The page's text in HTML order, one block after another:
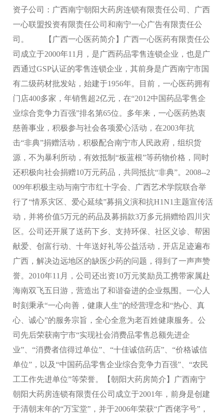
资子公司：广西南宁朝阳大药房连锁有限责任公司、广西
一心联盟投资有限责任公司和南宁一心广告有限责任公
司。 【广西一心医药简介】广西一心医药有限责任公
司成立于2000年11月，是广西药品零售连锁企业，也是广
西通过GSP认证的零售连锁企业，其前身是广西南宁市国
有二级药材批发站，始建于1956年。目前，一心医药拥有
门店400多家，年销售超2亿元，在“2012中国药品零售企
业综合竞争力百强”排名第65位。多年来，一心医药热衷
慈善事业，积极参与社会各项爱心活动，在2003年抗
击“非典”捐赠活动，积极配合南宁市人民政府，组织货
源，不为暴利所动，有效抵制“板蓝根”等药物价格，同时
还积极向社会捐赠10万元药品，共同抵抗“非典”。2008--2
009年积极主动与南宁市红十字会、广西艺术学院联合举
行了“情系灾区、爱心延续”募捐义演和抗H1N1主题宣传活
动，并将价值5万元的药品及募捐款3万多元捐赠给四川灾
区。公司还开展了送药下乡、支持环保、社区义诊、帮困
献爱、创富行动、十年送好礼等公益活动，开店足迹遍布
广西，解决边远地区的缺医少药的问题，得到了一声声赞
誉。2010年11月，公司还出资10万元奖励员工携带家属赴
海南双飞五日游，营造出了和谐奋进的企业氛围。一心人
时刻秉承“一心向善，健康人生”的经营理念和“热心、真
心、诚心”的服务宗旨，全心全意为老百姓健康服务。公
司先后荣获南宁市“实现社会消费品零售总额先进企
业”、“消费者信得过单位”、“十佳诚信药店”、“价格诚信
单位”，以及“中国药品零售企业综合竞争力百强”、“农民
工工作先进单位”等荣誉。【朝阳大药房简介】广西南宁
朝阳大药房连锁有限责任公司成立于2001年，前身是创建
于清朝末年的“万宝堂”，并于2006年荣获“广西佬字号”，